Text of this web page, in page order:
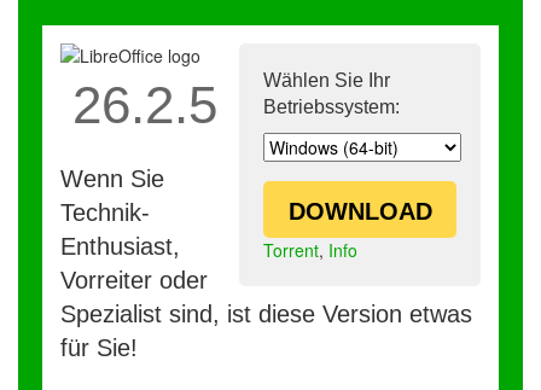
Wählen Sie Ihr
Betriebssystem:
DOWNLOAD
Torrent, Info
26.2.5
Wenn Sie
Technik-
Enthusiast,
Vorreiter oder
Spezialist sind, ist diese Version etwas
für Sie!